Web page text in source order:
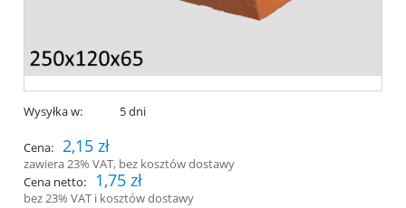
Wysyłka w: 5 dni
Cena: 2,15 zł
zawiera 23% VAT, bez kosztów dostawy
Cena netto:
1,75 zł
bez 23% VAT i kosztów dostawy